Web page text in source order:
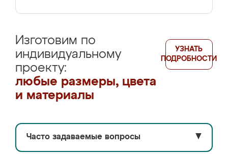
Изготовим по
индивидуальному
проекту:
любые размеры, цвета
и материалы
УЗНАТЬ
ПОДРОБНОСТИ
Часто задаваемые вопросы ▼